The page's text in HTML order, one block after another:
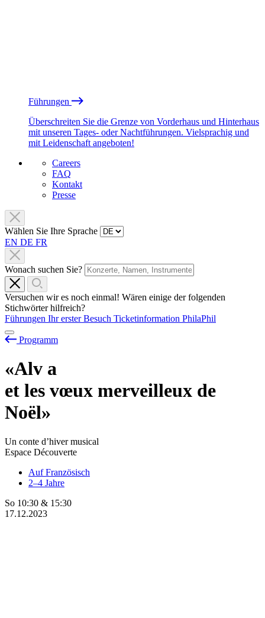
Führungen
Überschreiten Sie die Grenze von Vorderhaus und Hinterhaus
mit unseren Tages- oder Nachtführungen. Vielsprachig und
mit Leidenschaft angeboten!
Careers
FAQ
Kontakt
Presse
Wählen Sie Ihre Sprache
EN DE FR
Wonach suchen Sie?
Versuchen wir es noch einmal! Wären einige der folgenden
Stichwörter hilfreich?
Führungen Ihr erster Besuch Ticketinformation PhilaPhil
Programm
«Alv a
et les vœux merveilleux de
Noël»
Un conte d’hiver musical
Espace Découverte
Auf Französisch
2–4 Jahre
So 10:30 & 15:30
17.12.2023